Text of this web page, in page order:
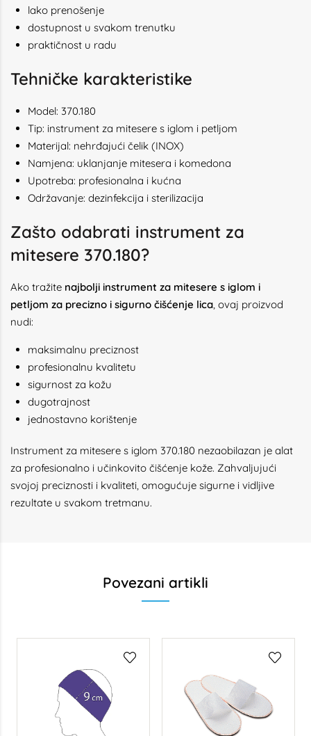
lako prenošenje
dostupnost u svakom trenutku
praktičnost u radu
Tehničke karakteristike
Model: 370.180
Tip: instrument za mitesere s iglom i petljom
Materijal: nehrđajući čelik (INOX)
Namjena: uklanjanje mitesera i komedona
Upotreba: profesionalna i kućna
Održavanje: dezinfekcija i sterilizacija
Zašto odabrati instrument za
mitesere 370.180?
Ako tražite najbolji instrument za mitesere s iglom i
petljom za precizno i sigurno čišćenje lica, ovaj proizvod
nudi:
maksimalnu preciznost
profesionalnu kvalitetu
sigurnost za kožu
dugotrajnost
jednostavno korištenje
Instrument za mitesere s iglom 370.180 nezaobilazan je alat
za profesionalno i učinkovito čišćenje kože. Zahvaljujući
svojoj preciznosti i kvaliteti, omogućuje sigurne i vidljive
rezultate u svakom tretmanu.
Povezani artikli